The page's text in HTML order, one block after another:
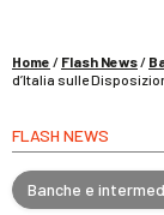
La riforma
Home / Flash News/
d’Italia sulle
FLASH NEWS
Banche e